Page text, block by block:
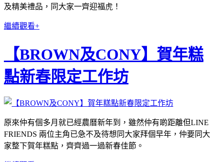
及精美禮品，同大家一齊迎福虎！
繼續觀看+
【BROWN及CONY】賀年糕
點新春限定工作坊
原來仲有個多月就已經農曆新年到，雖然仲有啲距離但LINE
FRIENDS 兩位主角已急不及待想同大家拜個早年，仲要同大
家整下賀年糕點，齊齊過一過新春佳節。